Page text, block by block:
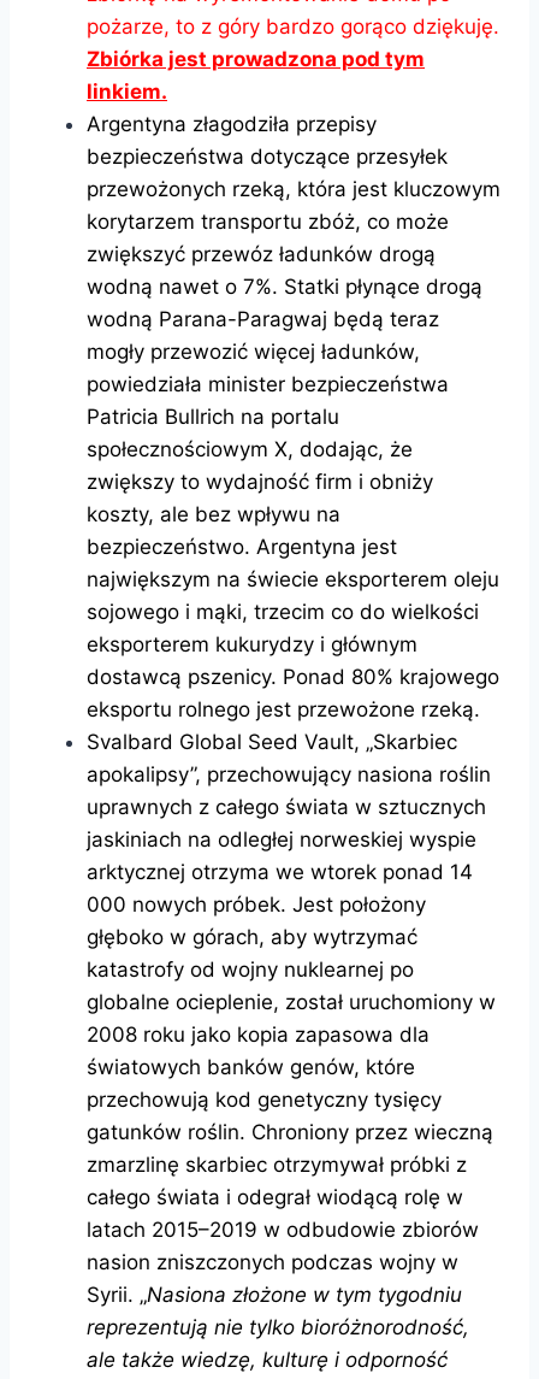
pożarze, to z góry bardzo gorąco dziękuję.
Zbiórka jest prowadzona pod tym
linkiem.
Argentyna złagodziła przepisy
bezpieczeństwa dotyczące przesyłek
przewożonych rzeką, która jest kluczowym
korytarzem transportu zbóż, co może
zwiększyć przewóz ładunków drogą
wodną nawet o 7%. Statki płynące drogą
wodną Parana-Paragwaj będą teraz
mogły przewozić więcej ładunków,
powiedziała minister bezpieczeństwa
Patricia Bullrich na portalu
społecznościowym X, dodając, że
zwiększy to wydajność firm i obniży
koszty, ale bez wpływu na
bezpieczeństwo. Argentyna jest
największym na świecie eksporterem oleju
sojowego i mąki, trzecim co do wielkości
eksporterem kukurydzy i głównym
dostawcą pszenicy. Ponad 80% krajowego
eksportu rolnego jest przewożone rzeką.
Svalbard Global Seed Vault, „Skarbiec
apokalipsy”, przechowujący nasiona roślin
uprawnych z całego świata w sztucznych
jaskiniach na odległej norweskiej wyspie
arktycznej otrzyma we wtorek ponad 14
000 nowych próbek. Jest położony
głęboko w górach, aby wytrzymać
katastrofy od wojny nuklearnej po
globalne ocieplenie, został uruchomiony w
2008 roku jako kopia zapasowa dla
światowych banków genów, które
przechowują kod genetyczny tysięcy
gatunków roślin. Chroniony przez wieczną
zmarzlinę skarbiec otrzymywał próbki z
całego świata i odegrał wiodącą rolę w
latach 2015–2019 w odbudowie zbiorów
nasion zniszczonych podczas wojny w
Syrii. „Nasiona złożone w tym tygodniu
reprezentują nie tylko bioróżnorodność,
ale także wiedzę, kulturę i odporność